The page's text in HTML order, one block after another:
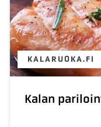
KALARUOKA.FI
Kalan